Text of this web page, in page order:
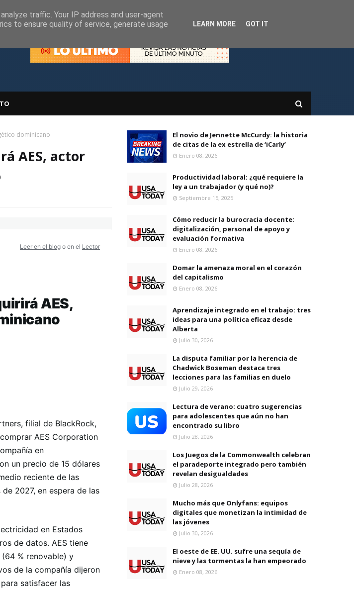
dominicano
AES, actor
Leer en el blog o en el Lector
AES,
filial de BlackRock,
AES Corporation
en
un precio de 15 dólares
reciente de las
2027, en espera de las
en Estados
de datos. AES tiene
% renovable) y
de la compañía dijeron
satisfacer las
El novio de Jennette McCurdy: la historia
de citas de la ex estrella de ‘iCarly’
Enero 08, 2026
Productividad laboral: ¿qué requiere la
ley a un trabajador (y qué no)?
Septiembre 15, 2025
Cómo reducir la burocracia docente:
digitalización, personal de apoyo y
evaluación formativa
Enero 08, 2026
Domar la amenaza moral en el corazón
del capitalismo
Enero 08, 2026
Aprendizaje integrado en el trabajo: tres
ideas para una política eficaz desde
Alberta
Julio 30, 2026
La disputa familiar por la herencia de
Chadwick Boseman destaca tres
lecciones para las familias en duelo
Julio 29, 2026
Lectura de verano: cuatro sugerencias
para adolescentes que aún no han
encontrado su libro
Julio 28, 2026
Los Juegos de la Commonwealth celebran
el paradeporte integrado pero también
revelan desigualdades
Julio 28, 2026
Mucho más que Onlyfans: equipos
digitales que monetizan la intimidad de
las jóvenes
Julio 30, 2026
El oeste de EE. UU. sufre una sequía de
nieve y las tormentas la han empeorado
Enero 08, 2026
traffic. Your IP address and user-agent
to ensure quality of service, generate usage
LEARN MORE GOT IT